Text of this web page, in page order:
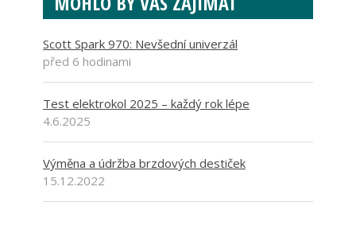
Scott Spark 970: Nevšední univerzál
před 6 hodinami
Test elektrokol 2025 – každý rok lépe
4.6.2025
Výměna a údržba brzdových destiček
15.12.2022